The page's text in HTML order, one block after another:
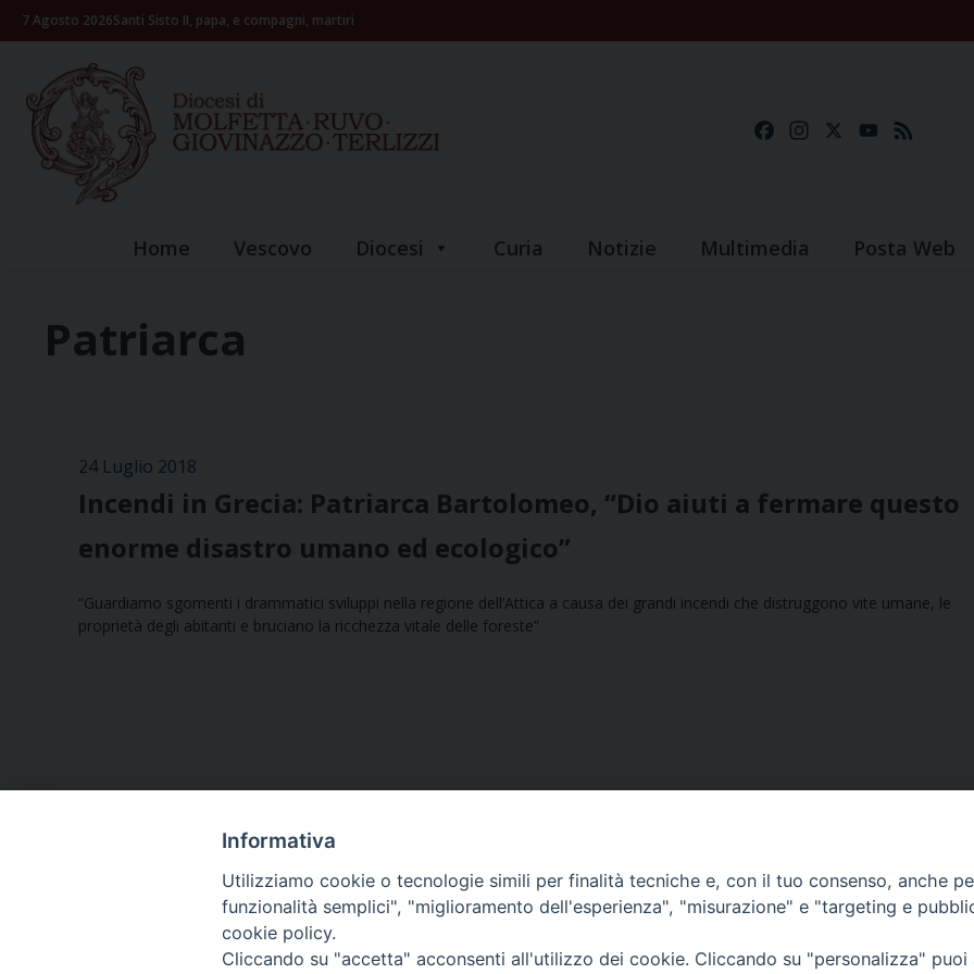
Skip7 Agosto 2026Santi Sisto II, papa, e compagni, martiri
FacebookInstagramYouTube
Home Vescovo Diocesi Curia Notizie Multimedia Posta Web
Patriarca
24 Luglio 2018
Incendi in Grecia: Patriarca Bartolomeo, “Dio aiuti a fermare questo
enorme disastro umano ed ecologico”
“Guardiamo sgomenti i drammatici sviluppi nella regione dell’Attica a causa dei grandi incendi che distruggono vite umane, le
proprietà degli abitanti e bruciano la ricchezza vitale delle foreste”
Ufficio Comunicazioni sociali
Informativa
Utilizziamo cookie o tecnologie simili per finalità tecniche e, con il tuo consenso, anche
funzionalità semplici", "miglioramento dell'esperienza", "misurazione" e "targeting e
cookie policy.
Cliccando su "accetta" acconsenti all'utilizzo dei cookie. Cliccando su "personalizza"